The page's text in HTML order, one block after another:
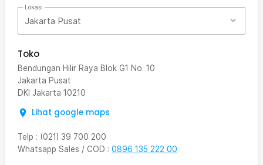
Lokasi
Jakarta Pusat
Toko
Bendungan Hilir Raya Blok G1 No. 10
Jakarta Pusat
DKI Jakarta 10210
Lihat google maps
Telp : (021) 39 700 200
Whatsapp Sales / COD : 0896 135 222 00